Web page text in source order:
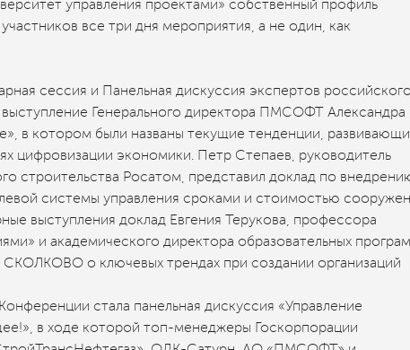
управления проектами» собственный профиль
все три дня мероприятия, а не один, как
сессия и Панельная дискуссия экспертов российского
Генерального директора ПМСОФТ Александра
в котором были названы текущие тенденции,
цифровизации экономики. Петр Степаев, руководитель
строительства Росатом, представил доклад по
системы управления сроками и стоимостью
выступления доклад Евгения Терукова, профессора
и академического директора образовательных
о ключевых трендах при создании организаций
стала панельная дискуссия «Управление
в ходе которой топ-менеджеры Госкорпорации